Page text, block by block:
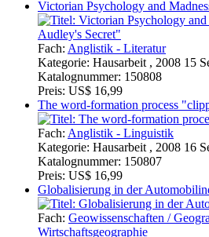
Fach:Anglistik - Literatur
Kategorie:Hausarbeit , 2008 15
Katalognummer:150808
Preis:US$ 16,99
The word-formation process
Fach:Anglistik - Linguistik
Kategorie:Hausarbeit , 2008 16
Katalognummer:150807
Preis:US$ 16,99
Globalisierung in der
Fach:Geowissenschaften /
Wirtschaftsgeographie
Kategorie:Hausarbeit , 2007 22
Katalognummer:68180